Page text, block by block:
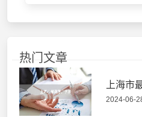
热门文章
上海市
2024-06-